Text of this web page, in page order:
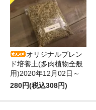
オリジナルブレン
ド培養土(多肉植物全般
用)2020年12月02日～
280円(税込308円)